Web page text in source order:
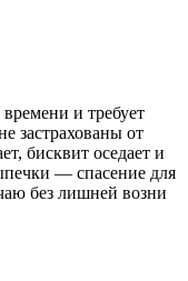
и требует
застрахованы от
бисквит оседает и
— спасение для
без лишней возни